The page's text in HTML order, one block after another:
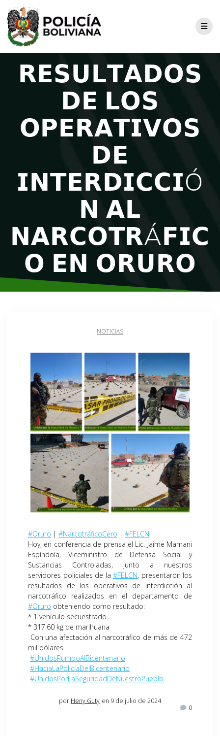
𝗥𝗘𝗦𝗨𝗟𝗧𝗔𝗗𝗢𝗦
𝗗𝗘 𝗟𝗢𝗦
𝗢𝗣𝗘𝗥𝗔𝗧𝗜𝗩𝗢𝗦
𝗗𝗘
𝗜𝗡𝗧𝗘𝗥𝗗𝗜𝗖𝗖𝗜Ó
𝗡 𝗔𝗟
𝗡𝗔𝗥𝗖𝗢𝗧𝗥Á𝗙𝗜𝗖
𝗢 𝗘𝗡 𝗢𝗥𝗨𝗥𝗢
NOTICIAS
#Oruro | #NarcotráficoCero | #FELCN
Hoy, en conferencia de prensa el Lic. Jaime Mamani
Espíndola, Viceministro de Defensa Social y
Sustancias Controladas, junto a nuestros
servidores policiales de la #FELCN, presentaron los
resultados de los operativos de interdicción al
narcotráfico realizados en el departamento de
#Oruro obteniendo como resultado:
* 1 vehículo secuestrado
* 317.60 kg de marihuana
Con una afectación al narcotráfico de más de 472
mil dólares.
#UnidosRumboAlBicentenario
#HaciaLaPolicíaDelBicentenario
#UnidosPorLaSeguridadDeNuestroPueblo
por Heny Guty en 9 de julio de 2024
0